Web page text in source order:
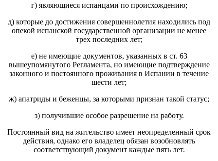
г) являющиеся испанцами по происхождению;
д) которые до достижения совершеннолетия находились под
опекой испанской государственной организации не менее
трех последних лет;
е) не имеющие документов, указанных в ст. 63
вышеупомянутого Регламента, но имеющие подтверждение
законного и постоянного проживания в Испании в течение
шести лет;
ж) апатриды и беженцы, за которыми признан такой статус;
з) получившие особое разрешение на работу.
Постоянный вид на жительство имеет неопределенный срок
действия, однако его владелец обязан возобновлять
соответствующий документ каждые пять лет.